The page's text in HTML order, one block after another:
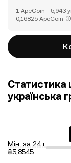
1 ApeCoin = 5,943
0,16825 ApeCoin
Статистика
українська
Мін. за 24 г
₴5,8545